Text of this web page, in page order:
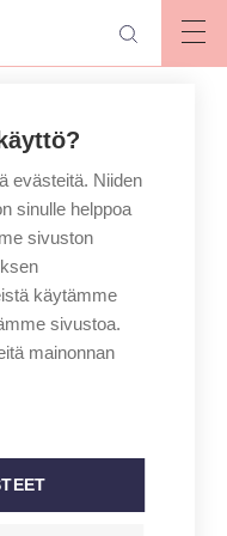
evästeitä. Niiden
sinulle helppoa
sivuston
käytämme
sivustoa.
mainonnan